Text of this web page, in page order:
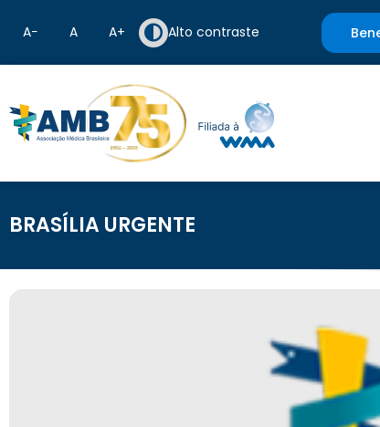
A− A A+ Alto contraste
BRASÍLIA URGENTE